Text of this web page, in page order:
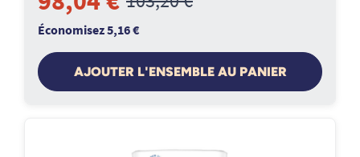
Économisez 5,16 €
AJOUTER L'ENSEMBLE AU PANIER